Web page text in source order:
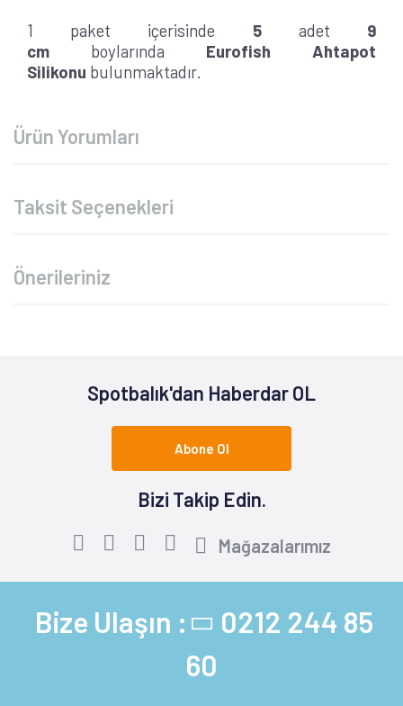
1 paket içerisinde 5adet 9
cm boylarında Eurofish Ahtapot
Silikonu bulunmaktadır.
Ürün Yorumları
Taksit Seçenekleri
Önerileriniz
Spotbalık'dan Haberdar OL
Abone Ol
Bizi Takip Edin.
Mağazalarımız
Bize Ulaşın : 0212 244 85
60